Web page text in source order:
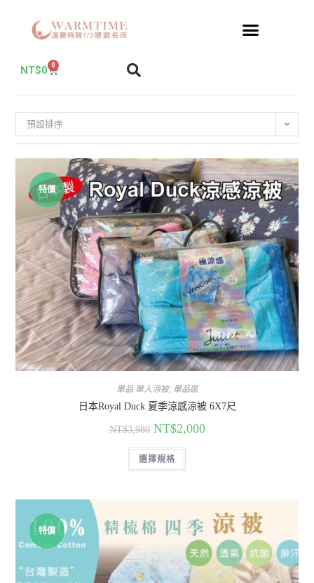
NT$0 0
預設排序
特價
單品 單人涼被, 單品區
日本Royal Duck 夏季涼感涼被 6X7尺
NT$3,980 NT$2,000
選擇規格
特價